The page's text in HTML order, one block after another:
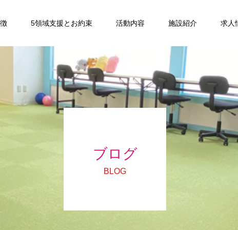
5領域支援とお約束 活動内容 施設紹介 求人
ブログ
BLOG